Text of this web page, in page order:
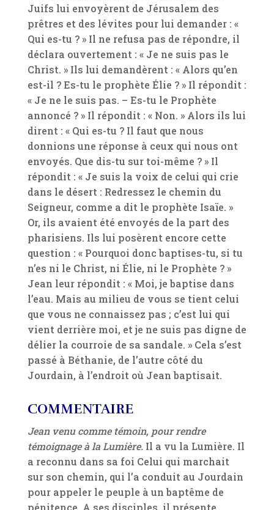
Juifs lui envoyèrent de Jérusalem des
prêtres et des lévites pour lui demander : «
Qui es-tu ? » Il ne refusa pas de répondre, il
déclara ouvertement : « Je ne suis pas le
Christ. » Ils lui demandèrent : « Alors qu’en
est-il ? Es-tu le prophète Élie ? » Il répondit :
« Je ne le suis pas. – Es-tu le Prophète
annoncé ? » Il répondit : « Non. » Alors ils lui
dirent : « Qui es-tu ? Il faut que nous
donnions une réponse à ceux qui nous ont
envoyés. Que dis-tu sur toi-même ? » Il
répondit : « Je suis la voix de celui qui crie
dans le désert : Redressez le chemin du
Seigneur, comme a dit le prophète Isaïe. »
Or, ils avaient été envoyés de la part des
pharisiens. Ils lui posèrent encore cette
question : « Pourquoi donc baptises-tu, si tu
n’es ni le Christ, ni Élie, ni le Prophète ? »
Jean leur répondit : « Moi, je baptise dans
l’eau. Mais au milieu de vous se tient celui
que vous ne connaissez pas ; c’est lui qui
vient derrière moi, et je ne suis pas digne de
délier la courroie de sa sandale. » Cela s’est
passé à Béthanie, de l’autre côté du
Jourdain, à l’endroit où Jean baptisait.
COMMENTAIRE
Jean venu comme témoin, pour rendre
témoignage à la Lumière.Il a vu la Lumière. Il
a reconnu dans sa foi Celui qui marchait
sur son chemin, qui l’a conduit au Jourdain
pour appeler le peuple à un baptême de
pénitence. A ses disciples, il présente